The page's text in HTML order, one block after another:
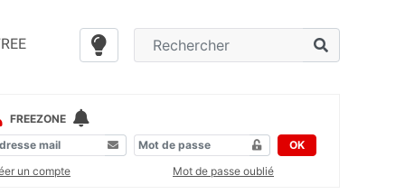
FREEZONE
OK
un compte
Mot de passe oublié